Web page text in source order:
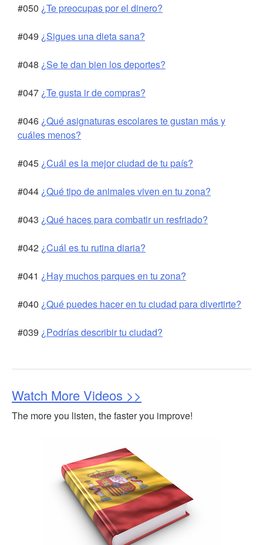
#050 ¿Te preocupas por el dinero?
#049 ¿Sigues una dieta sana?
#048 ¿Se te dan bien los deportes?
#047 ¿Te gusta ir de compras?
#046 ¿Qué asignaturas escolares te gustan más y
cuáles menos?
#045 ¿Cuál es la mejor ciudad de tu país?
#044 ¿Qué tipo de animales viven en tu zona?
#043 ¿Qué haces para combatir un resfriado?
#042 ¿Cuál es tu rutina diaria?
#041 ¿Hay muchos parques en tu zona?
#040 ¿Qué puedes hacer en tu ciudad para divertirte?
#039 ¿Podrías describir tu ciudad?
Watch More Videos >>
The more you listen, the faster you improve!